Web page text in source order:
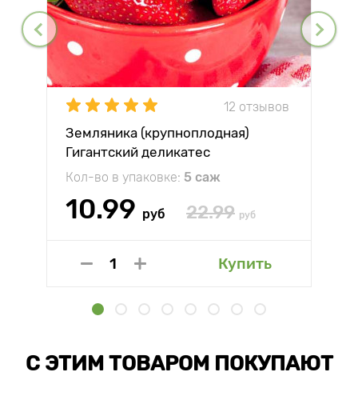
12 отзывов
Земляника (крупноплодная)
Гигантский деликатес
Кол-во в упаковке: 5 саж
10.99 руб 22.99 руб
Купить
С ЭТИМ ТОВАРОМ ПОКУПАЮТ